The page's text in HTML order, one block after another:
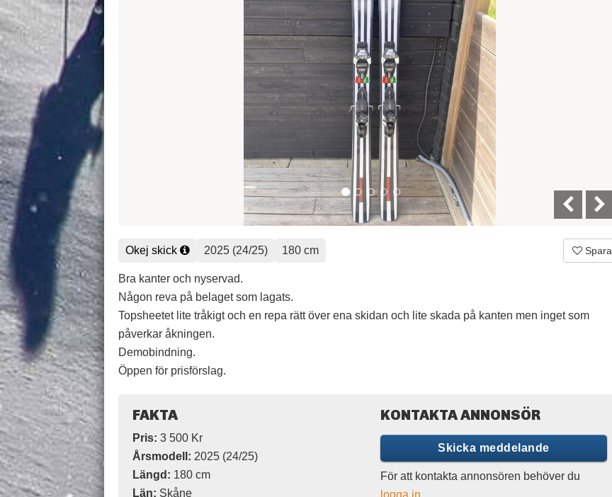
Spara
Okej skick 2025 (24/25) 180 cm
Bra kanter och nyservad.
Någon reva på belaget som lagats.
Topsheetet lite tråkigt och en repa rätt över ena skidan och lite skada på kanten men inget som
påverkar åkningen.
Demobindning.
Öppen för prisförslag.
FAKTA
Pris: 3 500 Kr
Årsmodell: 2025 (24/25)
Längd: 180 cm
Län: Skåne
KONTAKTA ANNONSÖR
Skicka meddelande
För att kontakta annonsören behöver du
logga in.